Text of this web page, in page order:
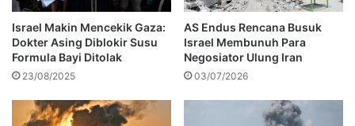
Israel Makin Mencekik Gaza:
Dokter Asing Diblokir Susu
Formula Bayi Ditolak
23/08/2025
AS Endus Rencana Busuk
Israel Membunuh Para
Negosiator Ulung Iran
03/07/2026